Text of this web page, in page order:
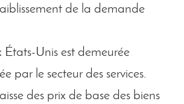
de la demande
États-Unis est demeurée
par le secteur des services.
des prix de base des biens